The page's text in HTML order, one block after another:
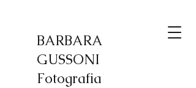
BARBARA
GUSSONI
Fotografia